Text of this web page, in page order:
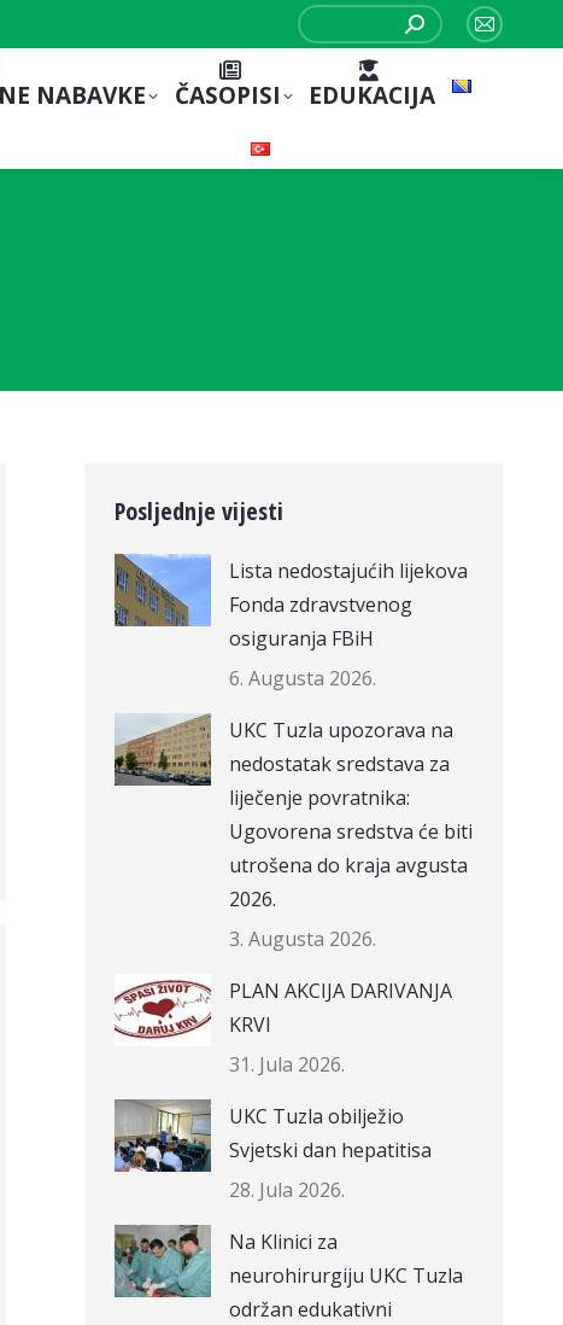
Search:
Mail
NABAVKE ČASOPISI EDUKACIJA
Posljednje vijesti
Lista nedostajućih lijekova
Fonda zdravstvenog
osiguranja FBiH
6. Augusta 2026.
UKC Tuzla upozorava na
nedostatak sredstava za
liječenje povratnika:
Ugovorena sredstva će biti
utrošena do kraja avgusta
2026.
3. Augusta 2026.
PLAN AKCIJA DARIVANJA
KRVI
31. Jula 2026.
UKC Tuzla obilježio
Svjetski dan hepatitisa
28. Jula 2026.
Na Klinici za
neurohirurgiju UKC Tuzla
održan edukativni